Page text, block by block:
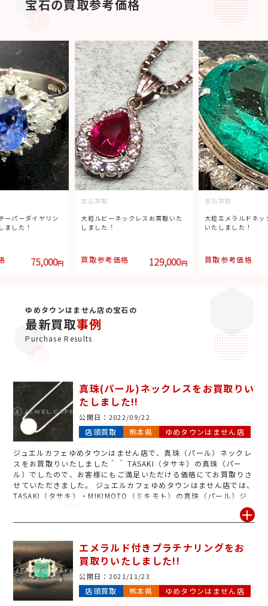
宝石の買取参考価格
ーパーダイヤリン
ました！
75,000円
宝石買取
大粒ルビーネックレスお買取いた
しました！
買取参考価格 129,000円
宝石買取
大粒エメラルドネ
いたしました！
買取参考価格
ゆめタウンはません店の宝石の
最新買取事例
Purchase Results
真珠(パール)ネックレスをお買取りい
たしました!!
公開日： 2022/09/22
店頭買取 熊本県 ゆめタウンはません店
ジュエルカフェゆめタウンはません店で、真珠（パール）ネックレ
スをお買取りいたしました＾＾ TASAKI（タサキ）の真珠（パー
ル）でしたので、お客様にもご満足いただける価格にてお買取りさ
せていただきました。 ジュエルカフェゆめタウンはません店では、
TASAKI（タサキ）・MIKIMOTO（ミキモト）の真珠（パール）ジ
ュエリーのお買取りをしております。新品はもちろんのこと、古い
もの・汚れがあるものなど、どのようなものでも丁寧に査定させて
一緒にお持ちくださると、査定のポイントとなり高価お買取りにも
繋がります！！ 真珠（パール）は劣化も早いので、そのままにせ
ずお早めにジュエルカフェゆめタウンはません店にご相談ください
ませ。
エメラルド付きプラチナリングをお
買取りいたしました!!
公開日： 2021/11/23
店頭買取 熊本県 ゆめタウンはません店